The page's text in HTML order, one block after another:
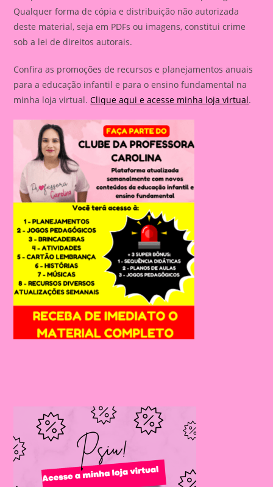
Qualquer forma de cópia e distribuição não autorizada
deste material, seja em PDFs ou imagens, constitui crime
sob a lei de direitos autorais.
Confira as promoções de recursos e planejamentos anuais
para a educação infantil e para o ensino fundamental na
minha loja virtual.Clique aqui e acesse minha loja virtual.